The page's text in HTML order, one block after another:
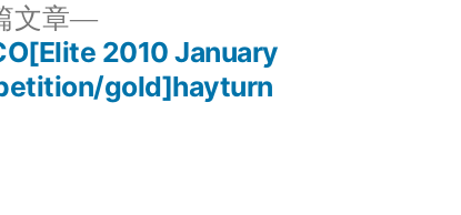
文章
下
一
篇
2010 January
gold]hayturn